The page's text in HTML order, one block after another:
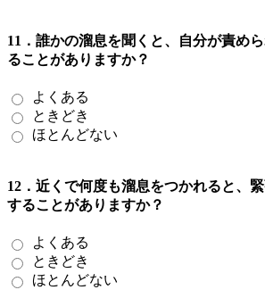
11．誰かの溜息を聞くと、自分が責め
ることがありますか？
よくある
ときどき
ほとんどない
12．近くで何度も溜息をつかれると、
することがありますか？
よくある
ときどき
ほとんどない